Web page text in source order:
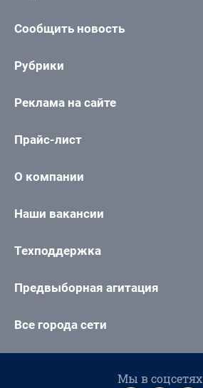
Сообщить новость
Рубрики
Реклама на сайте
Прайс-лист
О компании
Наши вакансии
Техподдержка
Предвыборная агитация
Все города сети
Мы в соцсетях